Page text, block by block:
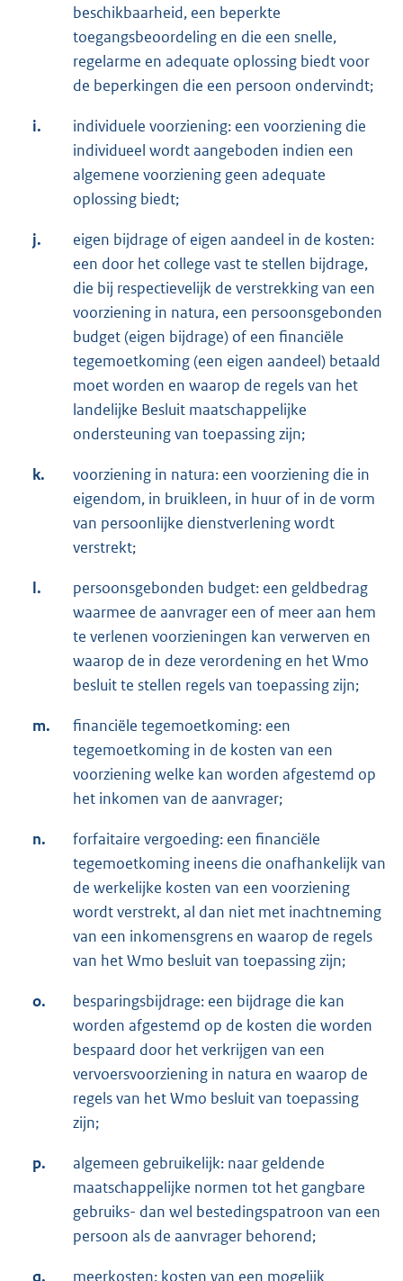
beschikbaarheid, een beperkte
toegangsbeoordeling en die een snelle,
regelarme en adequate oplossing biedt voor
de beperkingen die een persoon ondervindt;
i.
individuele voorziening: een voorziening die
individueel wordt aangeboden indien een
algemene voorziening geen adequate
oplossing biedt;
j.
eigen bijdrage of eigen aandeel in de kosten:
een door het college vast te stellen bijdrage,
die bij respectievelijk de verstrekking van een
voorziening in natura, een persoonsgebonden
budget (eigen bijdrage) of een financiële
tegemoetkoming (een eigen aandeel) betaald
moet worden en waarop de regels van het
landelijke Besluit maatschappelijke
ondersteuning van toepassing zijn;
k.
voorziening in natura: een voorziening die in
eigendom, in bruikleen, in huur of in de vorm
van persoonlijke dienstverlening wordt
verstrekt;
l.
persoonsgebonden budget: een geldbedrag
waarmee de aanvrager een of meer aan hem
te verlenen voorzieningen kan verwerven en
waarop de in deze verordening en het Wmo
besluit te stellen regels van toepassing zijn;
m.
financiële tegemoetkoming: een
tegemoetkoming in de kosten van een
voorziening welke kan worden afgestemd op
het inkomen van de aanvrager;
n.
forfaitaire vergoeding: een financiële
tegemoetkoming ineens die onafhankelijk van
de werkelijke kosten van een voorziening
wordt verstrekt, al dan niet met inachtneming
van een inkomensgrens en waarop de regels
van het Wmo besluit van toepassing zijn;
o.
besparingsbijdrage: een bijdrage die kan
worden afgestemd op de kosten die worden
bespaard door het verkrijgen van een
vervoersvoorziening in natura en waarop de
regels van het Wmo besluit van toepassing
zijn;
p.
algemeen gebruikelijk: naar geldende
maatschappelijke normen tot het gangbare
gebruiks- dan wel bestedingspatroon van een
persoon als de aanvrager behorend;
q. meerkosten: kosten van een mogelijk